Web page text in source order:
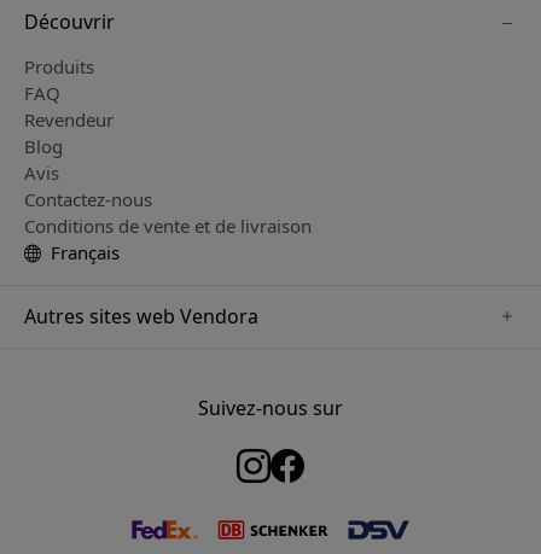
Découvrir
Produits
FAQ
Revendeur
Blog
Avis
Contactez-nous
Conditions de vente et de livraison
Français
Autres sites web Vendora
www.plaud.se
Suivez-nous sur